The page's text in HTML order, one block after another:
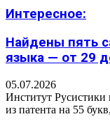
Интересное:
Найдены пять
языка — от 29
05.07.2026
Институт
из патента на 55